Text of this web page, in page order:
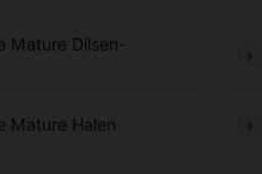
Mature Dilsen-
Mature Halen